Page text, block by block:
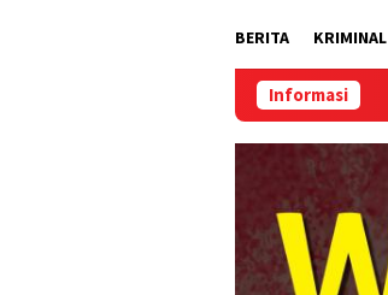
BERITA KRIMINAL
Informasi